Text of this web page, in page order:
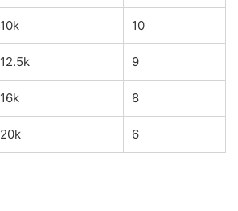
10k 10
12.5k 9
16k 8
20k 6